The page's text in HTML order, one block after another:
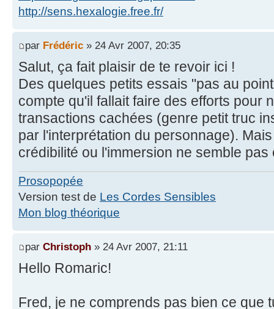
http://sens.hexalogie.free.fr/
par Frédéric » 24 Avr 2007, 20:35
Salut, ça fait plaisir de te revoir ici !
Des quelques petits essais "pas au
compte qu'il fallait faire des efforts pour
transactions cachées (genre petit truc
par l'interprétation du personnage).
crédibilité ou l'immersion ne semble pas
Prosopopée
Version test de Les Cordes Sensibles
Mon blog théorique
par Christoph » 24 Avr 2007, 21:11
Hello Romaric!
Fred, je ne comprends pas bien ce que